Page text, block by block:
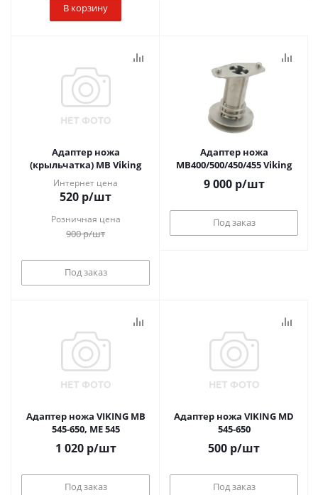
В корзину
Адаптер ножа
(крыльчатка) МВ Viking
Интернет цена
520 р/шт
Розничная цена
900р/шт
Под заказ
Адаптер ножа
MB400/500/450/455 Viking
9 000р/шт
Под заказ
Адаптер ножа VIKING MB
545-650, ME 545
1 020р/шт
Под заказ
Адаптер ножа VIKING MD
545-650
500 р/шт
Под заказ